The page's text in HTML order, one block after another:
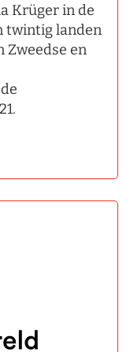
Krüger in de
twintig landen
Zweedse en